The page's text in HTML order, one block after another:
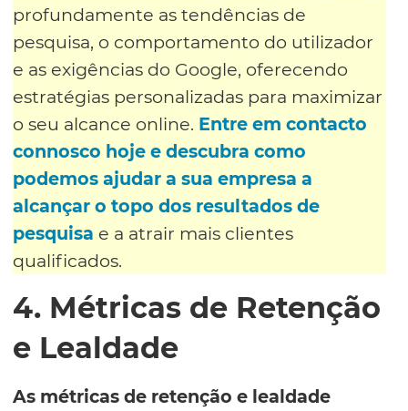
profundamente as tendências de
pesquisa, o comportamento do utilizador
e as exigências do Google, oferecendo
estratégias personalizadas para maximizar
o seu alcance online. Entre em contacto
connosco hoje e descubra como
podemos ajudar a sua empresa a
alcançar o topo dos resultados de
pesquisa e a atrair mais clientes
qualificados.
4. Métricas de Retenção
e Lealdade
As métricas de retenção e lealdade